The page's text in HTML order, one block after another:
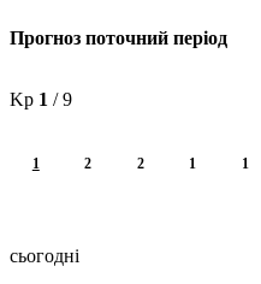
Прогноз поточний період
Kp 1 / 9
1 2 2 1 1
сьогодні